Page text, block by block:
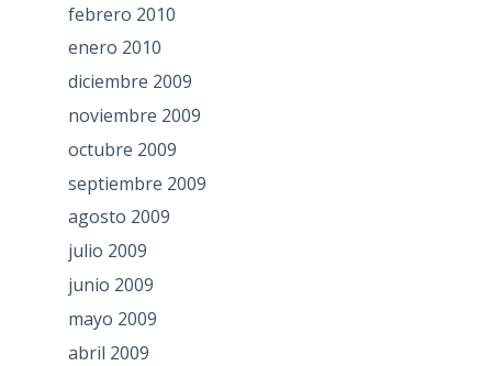
febrero 2010
enero 2010
diciembre 2009
noviembre 2009
octubre 2009
septiembre 2009
agosto 2009
julio 2009
junio 2009
mayo 2009
abril 2009